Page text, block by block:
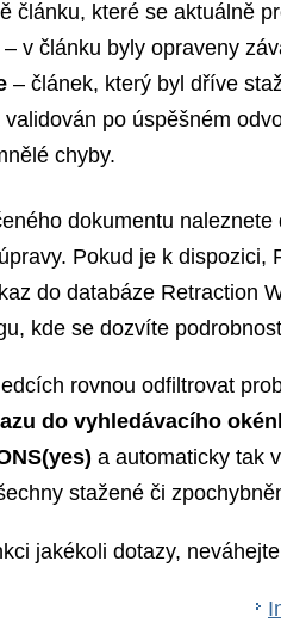
článku, které se aktuálně
v článku byly opraveny
– článek, který byl dříve
po úspěšném
chyby.
dokumentu
Pokud je k dispozici,
do databáze Retraction
kde se dozvíte
rovnou odfiltrovat
do vyhledávacího
a automaticky tak
stažené či
jakékoli dotazy,